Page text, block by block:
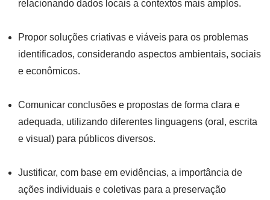
relacionando dados locais a contextos mais amplos.
Propor soluções criativas e viáveis para os problemas
identificados, considerando aspectos ambientais, sociais
e econômicos.
Comunicar conclusões e propostas de forma clara e
adequada, utilizando diferentes linguagens (oral, escrita
e visual) para públicos diversos.
Justificar, com base em evidências, a importância de
ações individuais e coletivas para a preservação